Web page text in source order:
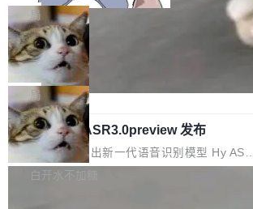
x / Harmony PC curl -fsSL https://solon.noea
r.org/solon...
不断累积，代码仓中的模块关系、接口契约、
务逻辑等关键信息往往分散于数十乃至数百个
件之中，形成高度复杂的知识关联网络。传统
代码检索手段（如关键词匹配、目录遍历）仅能
在语法层面完成文本定位，难以触及代码的语义
内涵与结构关联，导致开发者使用代码智能体在
理解大规模代码仓时面临显著"代码仓理解"瓶
颈。 代码仓深度理解服务（以下简称" CodeBas
e深度理解服务"）是华为云码道（CodeA...
名90后算法工程师王某，为了给自己接的私活
服务器空间，删光了公司AI游戏部门的全部核
数据。 王某2024年1月入职东城区某科技公司
短剧部门，有互联网大厂背景。在公司内部架构
调整期间，部门三次通知全员将数据从A集群迁
移到B集群，王某都回复了"收到"。 他没有迁移
数据。2024年9月3日下午4点，他使用此前登录
的账号密码进入A集群，输入了一条被程序员圈
称为"删库跑路"的命令——最高管理员权限、无
局
Cloudflare 分享推理优化实践：KV ca
che 量化 + 权重压缩，吞吐量提升 4
1%，成本降 30%
Kimi 和 GLM 是当前最强的大模型系列之一，但
它们有一个共同的问题：太吃显存了。月之暗
的 Kimi K 系列和智谱的 GLM 都是长上下文、M
oE 架构的大模型，好用到让人上瘾，但 GPU 显
存永远不够用。 Cloudflare 的 Workers AI 团队
一直在跑这些模型的推理。他们在官方博客上
局
腾讯混元 Hy ASR3.0preview 发布
腾讯混元正式推出新一代语音识别模型 Hy ASR
3.0preview。基于最新一代大语言模型 Hy3 的
白开水不加糖